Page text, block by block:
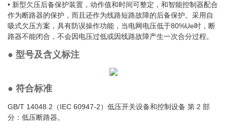
• 新型欠压后备保护装置，动作值和时间可整定，和智能控制器配合
作为断路器的保护，而且还作为线路短路故障的后备保护。采用自
吸式欠压方案，具有防误操作功能，当电网电压低于80%Ue时，断
路器不能闭合，不会因电压过低或因线路故障产生一次合分过程。
● 型号及含义标注
● 符合标准
GB/T 14048.2（IEC 60947-2）低压开关设备和控制设备 第 2 部
分：低压断路器。